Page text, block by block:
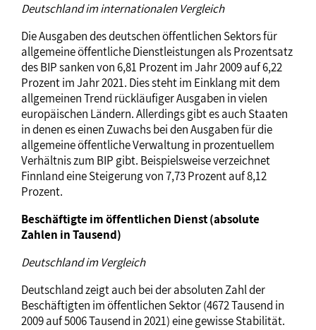
Deutschland im internationalen Vergleich
Die Ausgaben des deutschen öffentlichen Sektors für
allgemeine öffentliche Dienstleistungen als Prozentsatz
des BIP sanken von 6,81 Prozent im Jahr 2009 auf 6,22
Prozent im Jahr 2021. Dies steht im Einklang mit dem
allgemeinen Trend rückläufiger Ausgaben in vielen
europäischen Ländern. Allerdings gibt es auch Staaten
in denen es einen Zuwachs bei den Ausgaben für die
allgemeine öffentliche Verwaltung in prozentuellem
Verhältnis zum BIP gibt. Beispielsweise verzeichnet
Finnland eine Steigerung von 7,73 Prozent auf 8,12
Prozent.
Beschäftigte im öffentlichen Dienst (absolute
Zahlen in Tausend)
Deutschland im Vergleich
Deutschland zeigt auch bei der absoluten Zahl der
Beschäftigten im öffentlichen Sektor (4672 Tausend in
2009 auf 5006 Tausend in 2021) eine gewisse Stabilität.